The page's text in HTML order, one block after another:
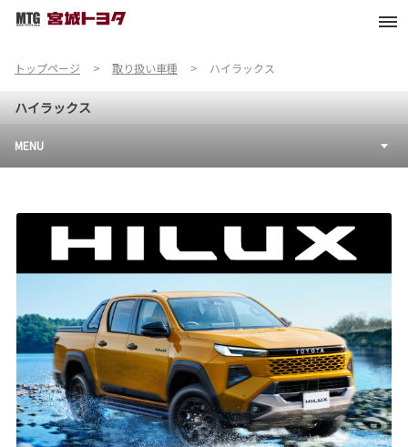
トップページ 取り扱い車種 ハイラックス
ハイラックス
MENU